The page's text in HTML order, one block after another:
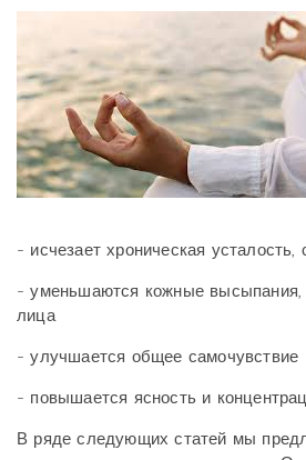
- исчезает хроническая усталость,
- уменьшаются кожные высыпания,
лица
- улучшается общее самочувствие
- повышается ясность и
В ряде следующих статей мы